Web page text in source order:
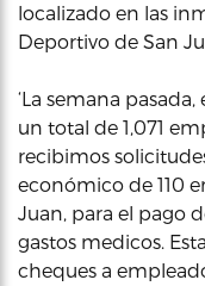
localizado en las
Deportivo de San
‘La semana
un total de 1,071
recibimos
económico de 110
Juan, para el pago
gastos medicos.
cheques a